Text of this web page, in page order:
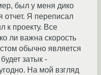
был у меня дико
отчет. Я переписал
к проекту. Все
ли важна скорость
обычно является
затык -
На мой взгляд